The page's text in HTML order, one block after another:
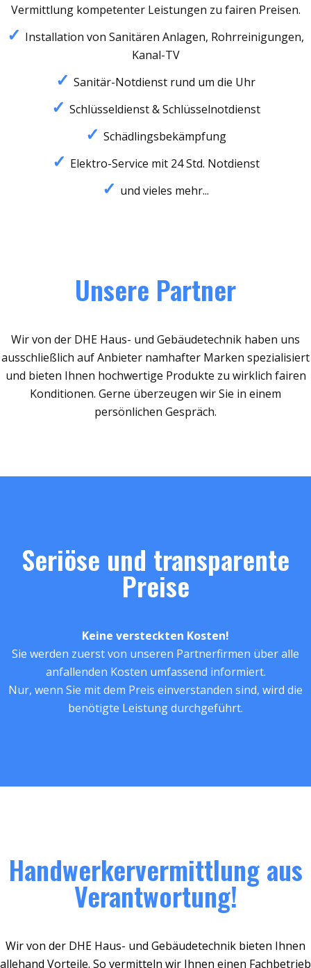
Vermittlung kompetenter Leistungen zu fairen Preisen.
Installation von Sanitären Anlagen, Rohrreinigungen,
Kanal-TV
Sanitär-Notdienst rund um die Uhr
Schlüsseldienst & Schlüsselnotdienst
Schädlingsbekämpfung
Elektro-Service mit 24 Std. Notdienst
und vieles mehr...
Unsere Partner
Wir von der DHE Haus- und Gebäudetechnik haben uns
ausschließlich auf Anbieter namhafter Marken spezialisiert
und bieten Ihnen hochwertige Produkte zu wirklich fairen
Konditionen. Gerne überzeugen wir Sie in einem
persönlichen Gespräch.
Seriöse und transparente
Preise
Keine versteckten Kosten!
Sie werden zuerst von unseren Partnerfirmen über alle
anfallenden Kosten umfassend informiert.
Nur, wenn Sie mit dem Preis einverstanden sind, wird die
benötigte Leistung durchgeführt.
Handwerkervermittlung aus
Verantwortung!
Wir von der DHE Haus- und Gebäudetechnik bieten Ihnen
allehand Vorteile. So vermitteln wir Ihnen einen Fachbetrieb